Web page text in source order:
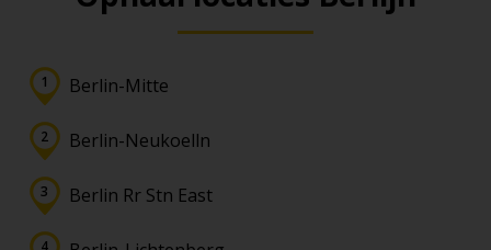
Berlin-Mitte
Berlin-Neukoelln
Berlin Rr Stn East